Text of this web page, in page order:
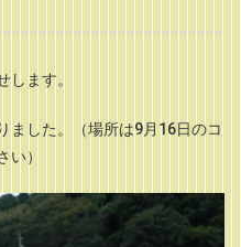
します。
ました。（場所は9月16日のコ
い）